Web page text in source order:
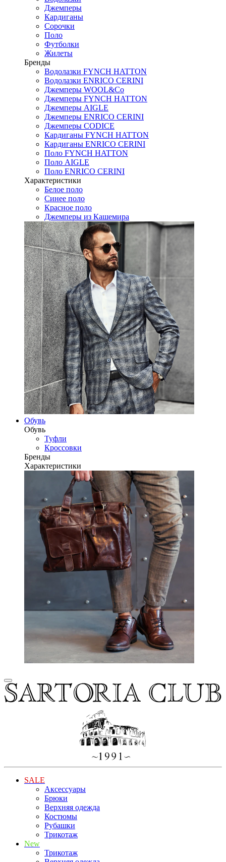
Джемперы
Кардиганы
Сорочки
Поло
Футболки
Жилеты
Бренды
Водолазки FYNCH HATTON
Водолазки ENRICO CERINI
Джемперы WOOL&Co
Джемперы FYNCH HATTON
Джемперы AIGLE
Джемперы ENRICO CERINI
Джемперы CODICE
Кардиганы FYNCH HATTON
Кардиганы ENRICO CERINI
Поло FYNCH HATTON
Поло AIGLE
Поло ENRICO CERINI
Характеристики
Белое поло
Синее поло
Красное поло
Джемперы из Кашемира
Обувь
Обувь
Туфли
Кроссовки
Бренды
Характеристики
SALE
Аксессуары
Брюки
Верхняя одежда
Костюмы
Рубашки
Трикотаж
New
Трикотаж